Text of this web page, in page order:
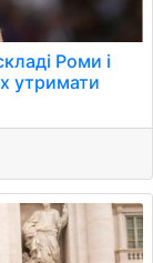
Роми і
утримати